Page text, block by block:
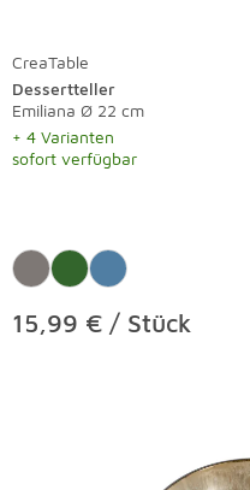
CreaTable
Dessertteller
Emiliana Ø 22 cm
+ 4 Varianten
sofort verfügbar
15,99 € / Stück